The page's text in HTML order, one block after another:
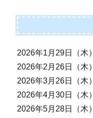
2026年1月29日（木）
2026年2月26日（木）
2026年3月26日（木）
2026年4月30日（木）
2026年5月28日（木）